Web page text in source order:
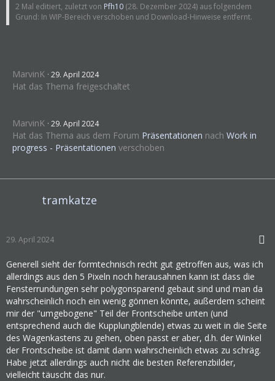
2 Mal editiert, zuletzt von Pfh10 (28. Dezember 2024) aus folgendem
Grund: In WIP-Bereich verschoben und Download-Hinweise entfernt.
MarvinK 29. April 2024
Hat das Thema freigeschaltet
MarvinK 29. April 2024
Hat das Thema aus dem Forum Präsentationen nach Work in
progress - Präsentationen verschoben
tramkatze
29. April 2024
Generell sieht der formtechnisch recht gut getroffen aus, was ich
allerdings aus den 5 Pixeln noch herausahnen kann ist dass die
Fensterrundungen sehr polygonsparend gebaut sind und man da
wahrscheinlich noch ein wenig gönnen könnte, außerdem scheint
mir der "umgebogene" Teil der Frontscheibe unten (und
entsprechend auch die Kupplungblende) etwas zu weit in die Seite
des Wagenkastens zu gehen, oben passt er aber, d.h. der Winkel
der Frontscheibe ist damit dann wahrscheinlich etwas zu schräg.
Habe jetzt allerdings auch nicht die besten Referenzbilder,
vielleicht täuscht das nur.